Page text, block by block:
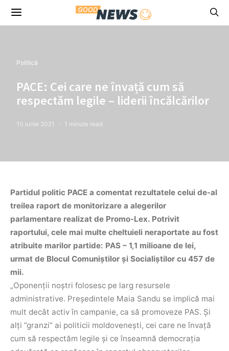
Politică
PACE: Cei care ne învață cum să
respectăm legile – liderii încălcărilor
10 iunie 2021 1 minute read
Partidul politic PACE a comentat rezultatele celui de-al
treilea raport de monitorizare a alegerilor
parlamentare realizat de Promo-Lex. Potrivit
raportului, cele mai multe cheltuieli neraportate au fost
atribuite marilor partide: PAS – 1,1 milioane de lei,
urmat de Blocul Comuniștilor și Socialiștilor cu 457 de
mii.
„Oponenții noștri folosesc pe larg resursele
administrative. Președintele Maia Sandu se implică mai
mult decât activ în campanie, ca să promoveze PAS. Și
alți ”granzi” ai politicii moldovenești, cei care ne învață
cum să respectăm legile și ce înseamnă democrația